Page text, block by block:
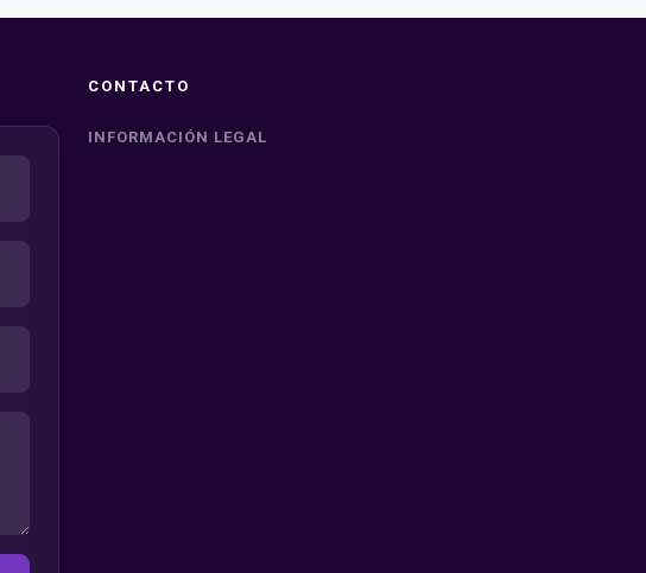
CONTACTO
INFORMACIÓN LEGAL